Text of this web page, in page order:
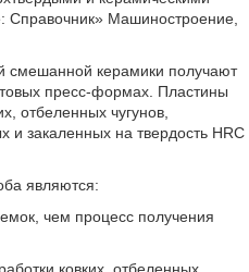
Машиностроение,
смешанной керамики получают
пресс-формах. Пластины
отбеленных чугунов,
закаленных на твердость HRC
являются:
чем процесс получения